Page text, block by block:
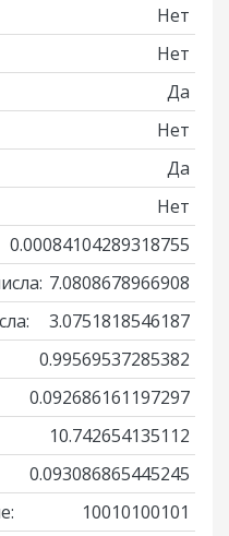
Нет
Нет
Да
Нет
Да
Нет
0.00084104289318755
7.0808678966908
3.0751818546187
0.99569537285382
0.092686161197297
10.742654135112
0.093086865445245
10010100101